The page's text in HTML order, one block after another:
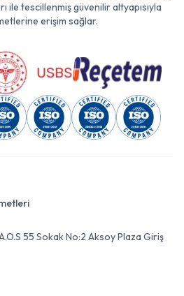
ile tescillenmiş güvenilir altyapısıyla
erişim sağlar.
55 Sokak No:2 Aksoy Plaza Giriş